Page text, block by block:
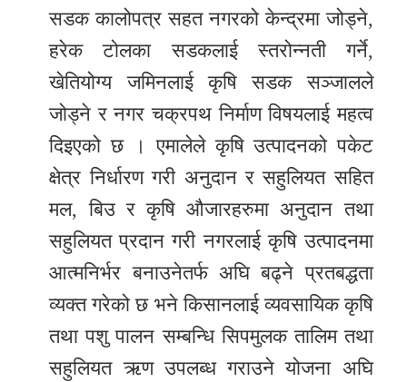
सडक कालोपत्र सहत नगरको केन्द्रमा जोड्ने,
हरेक टोलका सडकलाई स्तरोन्नती गर्ने,
खेतियोग्य जमिनलाई कृषि सडक सञ्जालले
जोड्ने र नगर चक्रपथ निर्माण विषयलाई महत्व
दिइएको छ । एमालेले कृषि उत्पादनको पकेट
क्षेत्र निर्धारण गरी अनुदान र सहुलियत सहित
मल, बिउ र कृषि औजारहरुमा अनुदान तथा
सहुलियत प्रदान गरी नगरलाई कृषि उत्पादनमा
आत्मनिर्भर बनाउनेतर्फ अघि बढ्ने प्रतबद्धता
व्यक्त गरेको छ भने किसानलाई व्यवसायिक कृषि
तथा पशु पालन सम्बन्धि सिपमुलक तालिम तथा
सहुलियत ऋण उपलब्ध गराउने योजना अघि